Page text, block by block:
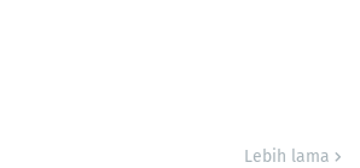
Lebih lama